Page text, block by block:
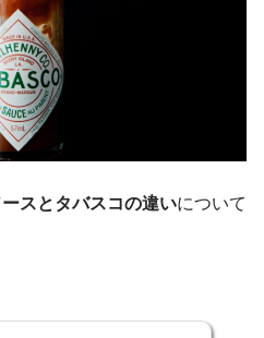
スとタバスコの違いについて